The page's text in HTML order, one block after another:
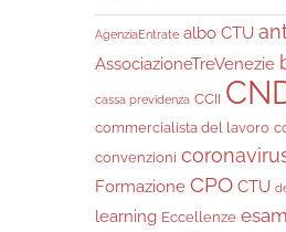
AgenziaEntrate albo CTU
AssociazioneTreVenezie
cassa previdenza CCII
commercialista del lavoro
convenzioni
Formazione CPO CTU
learning Eccellenze